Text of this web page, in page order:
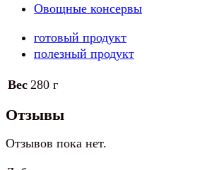
ассортименте
Овощные консервы
готовый продукт
полезный продукт
Вес 280 г
Отзывы
Отзывов пока нет.